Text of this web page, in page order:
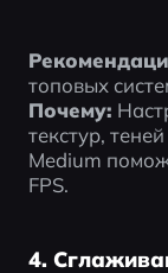
топовых
Почему:
текстур,
Medium
FPS.
4.